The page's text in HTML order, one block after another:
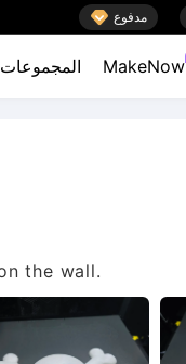
 مدفوع
المجموعات MakeNow
the wall.